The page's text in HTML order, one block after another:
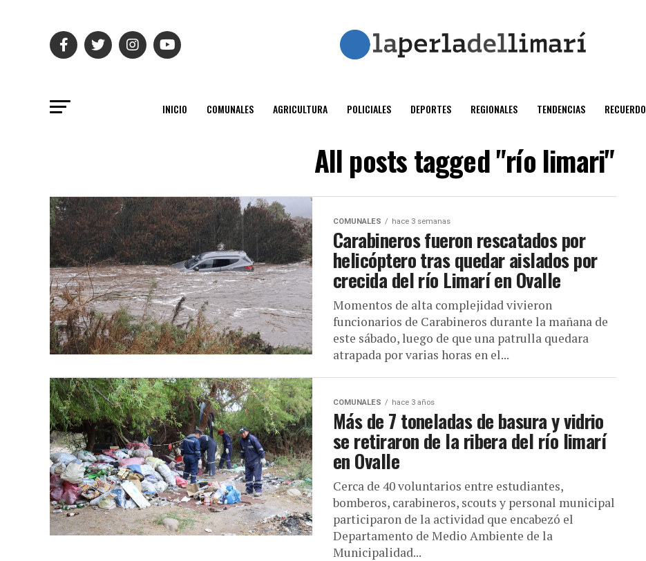
INICIO COMUNALES AGRICULTURA POLICIALES DEPORTES REGIONALES TENDENCIAS RECUERDO
All posts tagged "río limari"
COMUNALES hace 3 semanas
Carabineros fueron rescatados por
helicóptero tras quedar aislados por
crecida del río Limarí en Ovalle
Momentos de alta complejidad vivieron
funcionarios de Carabineros durante la mañana de
este sábado, luego de que una patrulla quedara
atrapada por varias horas en el...
COMUNALES hace 3 años
Más de 7 toneladas de basura y vidrio
se retiraron de la ribera del río limarí
en Ovalle
Cerca de 40 voluntarios entre estudiantes,
bomberos, carabineros, scouts y personal municipal
participaron de la actividad que encabezó el
Departamento de Medio Ambiente de la
Municipalidad...